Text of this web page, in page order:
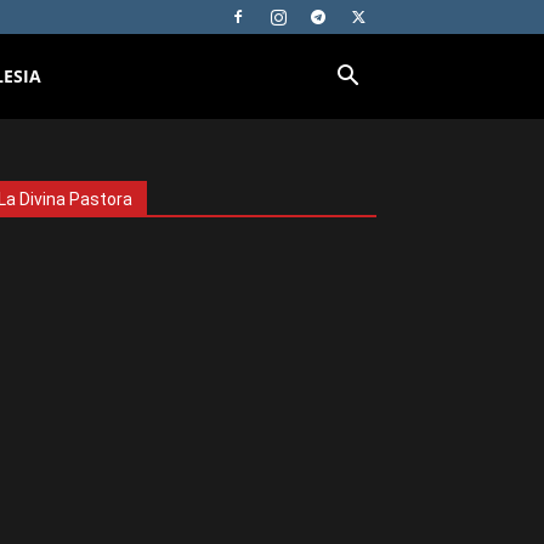
La Divina Pastora